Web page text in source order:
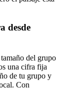
desde
del grupo
una cifra fija
de tu grupo y
Con